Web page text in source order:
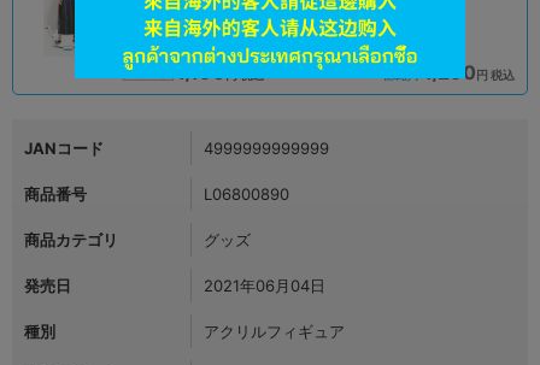
品切状態 1,190 1,290円 税込
JANコード 4999999999999
商品番号 L06800890
商品カテゴリ グッズ
発売日 2021年06月04日
種別 アクリルフィギュア